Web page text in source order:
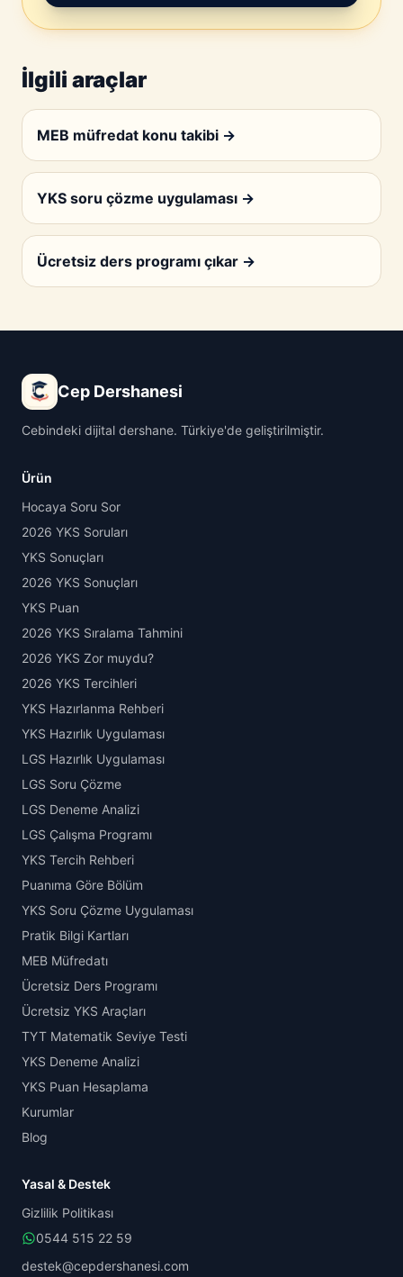
İlgili araçlar
MEB müfredat konu takibi →
YKS soru çözme uygulaması →
Ücretsiz ders programı çıkar →
Cep Dershanesi
Cebindeki dijital dershane. Türkiye'de geliştirilmiştir.
Ürün
Hocaya Soru Sor
2026 YKS Soruları
YKS Sonuçları
2026 YKS Sonuçları
YKS Puan
2026 YKS Sıralama Tahmini
2026 YKS Zor muydu?
2026 YKS Tercihleri
YKS Hazırlanma Rehberi
YKS Hazırlık Uygulaması
LGS Hazırlık Uygulaması
LGS Soru Çözme
LGS Deneme Analizi
LGS Çalışma Programı
YKS Tercih Rehberi
Puanıma Göre Bölüm
YKS Soru Çözme Uygulaması
Pratik Bilgi Kartları
MEB Müfredatı
Ücretsiz Ders Programı
Ücretsiz YKS Araçları
TYT Matematik Seviye Testi
YKS Deneme Analizi
YKS Puan Hesaplama
Kurumlar
Blog
Yasal & Destek
Gizlilik Politikası
0544 515 22 59
destek@cepdershanesi.com